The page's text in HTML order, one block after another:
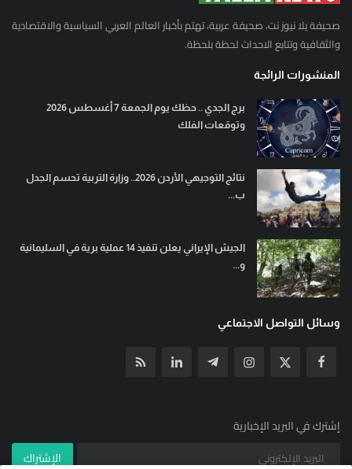
صحيفة يلا نيوز نت، صحيفة عربية، تهتم بأخبار العالم العربي السياسية والاقتصادية
والثقافية وتتابع الاحداث لحظة بلحظة.
المنشورات الرائجة
برج الجدي .. حظك يوم الجمعة 7 أغسطس 2026
وتوقعات الفلك
نتائج التوجيهي الأردن 2026.. وزارة التربية تحسم الجدل
ب...
الجيش الإيراني يعلن تنفيذ 14 عملية برية في السليمانية
و...
وسائل التواصل الاجتماعي
إشترك في البريد الإخبارية
الإشتراك